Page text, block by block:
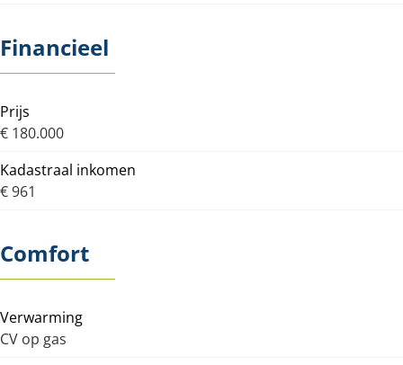
Financieel
Prijs
€ 180.000
Kadastraal inkomen
€ 961
Comfort
Verwarming
CV op gas